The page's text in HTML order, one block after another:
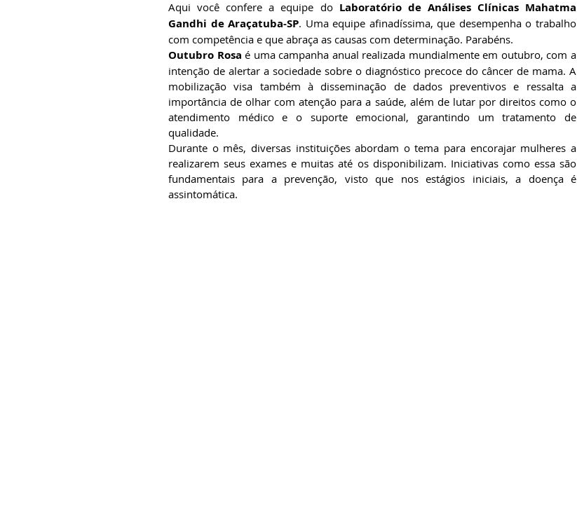
Aqui você confere a equipe do Laboratório de Análises Clínicas Mahatma
Gandhi de Araçatuba-SP. Uma equipe afinadíssima, que desempenha o trabalho
com competência e que abraça as causas com determinação. Parabéns.
Outubro Rosa é uma campanha anual realizada mundialmente em outubro, com a
intenção de alertar a sociedade sobre o diagnóstico precoce do câncer de mama. A
mobilização visa também à disseminação de dados preventivos e ressalta a
importância de olhar com atenção para a saúde, além de lutar por direitos como o
atendimento médico e o suporte emocional, garantindo um tratamento de
qualidade.
Durante o mês, diversas instituições abordam o tema para encorajar mulheres a
realizarem seus exames e muitas até os disponibilizam. Iniciativas como essa são
fundamentais para a prevenção, visto que nos estágios iniciais, a doença é
assintomática.